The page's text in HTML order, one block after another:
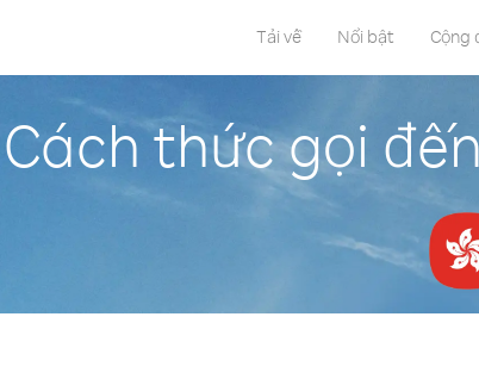
Tải về Nổi bật Cộng
Cách thức gọi